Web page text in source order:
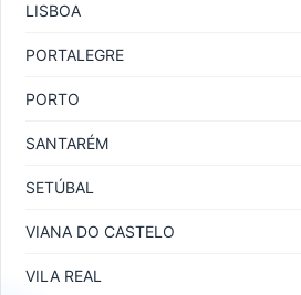
LISBOA
PORTALEGRE
PORTO
SANTARÉM
SETÚBAL
VIANA DO CASTELO
VILA REAL